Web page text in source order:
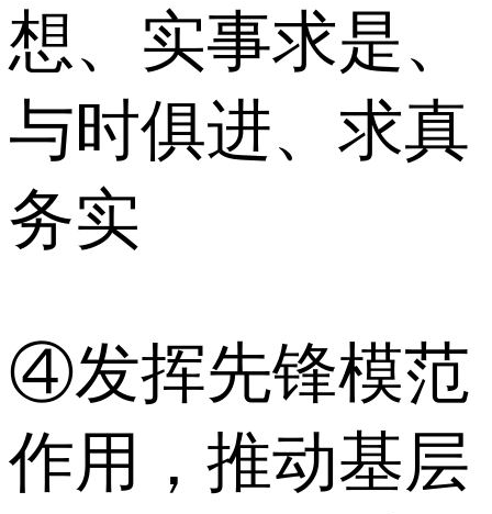
想、实事求是、
与时俱进、求真
务实
④发挥先锋模范
作用，推动基层